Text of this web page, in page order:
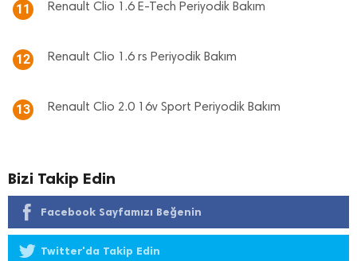
11 Renault Clio 1.6 E-Tech Periyodik Bakım
12 Renault Clio 1.6 rs Periyodik Bakım
13 Renault Clio 2.0 16v Sport Periyodik Bakım
Bizi Takip Edin
Facebook Sayfamızı Beğenin
Twitter'da Takip Edin